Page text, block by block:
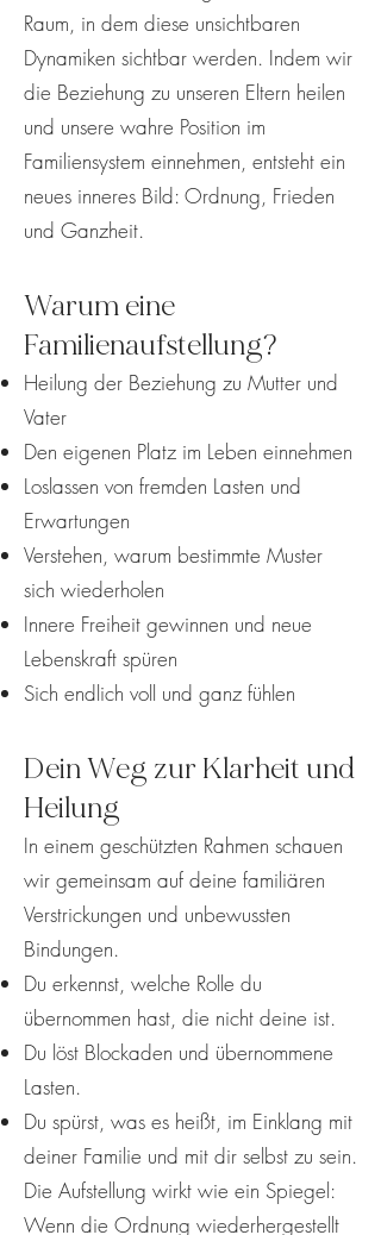
Raum, in dem diese unsichtbaren
Dynamiken sichtbar werden. Indem wir
die Beziehung zu unseren Eltern heilen
und unsere wahre Position im
Familiensystem einnehmen, entsteht ein
neues inneres Bild: Ordnung, Frieden
und Ganzheit.
Warum eine
Familienaufstellung?
Heilung der Beziehung zu Mutter und
Vater
Den eigenen Platz im Leben einnehmen
Loslassen von fremden Lasten und
Erwartungen
Verstehen, warum bestimmte Muster
sich wiederholen
Innere Freiheit gewinnen und neue
Lebenskraft spüren
Sich endlich voll und ganz fühlen
Dein Weg zur Klarheit und
Heilung
In einem geschützten Rahmen schauen
wir gemeinsam auf deine familiären
Verstrickungen und unbewussten
Bindungen.
Du erkennst, welche Rolle du
übernommen hast, die nicht deine ist.
Du löst Blockaden und übernommene
Lasten.
Du spürst, was es heißt, im Einklang mit
deiner Familie und mit dir selbst zu sein.
Die Aufstellung wirkt wie ein Spiegel:
Wenn die Ordnung wiederhergestellt